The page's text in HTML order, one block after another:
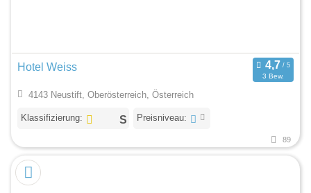
Hotel Weiss
3 Bew.
4143 Neustift, Oberösterreich, Österreich
Klassifizierung: Preisniveau:
89